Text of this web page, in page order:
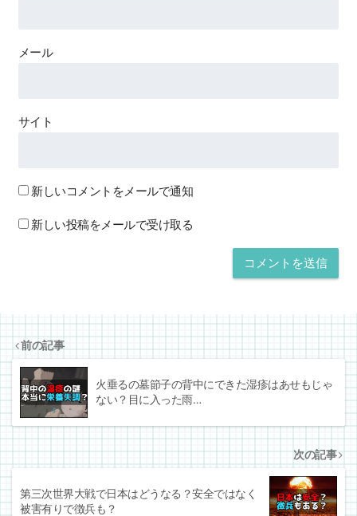
メール
サイト
新しいコメントをメールで通知
新しい投稿をメールで受け取る
前の記事
火垂るの墓節子の背中にできた湿疹はあせもじゃ
ない？目に入った雨…
次の記事
第三次世界大戦で日本はどうなる？安全ではなく
被害有りで徴兵も？